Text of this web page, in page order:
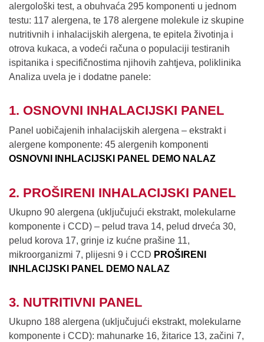
alergološki test, a obuhvaća 295 komponenti u jednom
testu: 117 alergena, te 178 alergene molekule iz skupine
nutritivnih i inhalacijskih alergena, te epitela životinja i
otrova kukaca, a vodeći računa o populaciji testiranih
ispitanika i specifičnostima njihovih zahtjeva, poliklinika
Analiza uvela je i dodatne panele:
1. OSNOVNI INHALACIJSKI PANEL
Panel uobičajenih inhalacijskih alergena – ekstrakt i
alergene komponente: 45 alergenih komponenti
OSNOVNI INHLACIJSKI PANEL DEMO NALAZ
2. PROŠIRENI INHALACIJSKI PANEL
Ukupno 90 alergena (uključujući ekstrakt, molekularne
komponente i CCD) – pelud trava 14, pelud drveća 30,
pelud korova 17, grinje iz kućne prašine 11,
mikroorganizmi 7, plijesni 9 i CCD PROŠIRENI
INHLACIJSKI PANEL DEMO NALAZ
3. NUTRITIVNI PANEL
Ukupno 188 alergena (uključujući ekstrakt, molekularne
komponente i CCD): mahunarke 16, žitarice 13, začini 7,